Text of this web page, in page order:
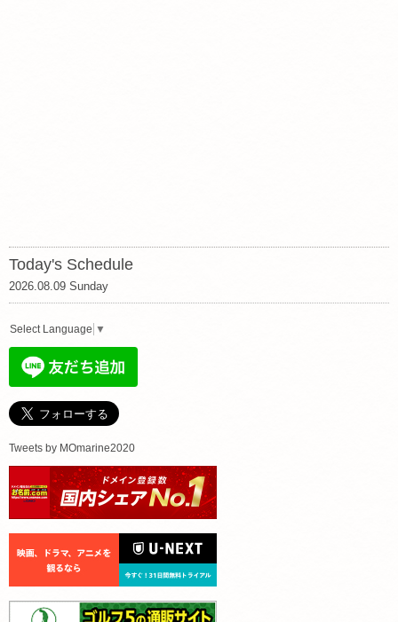
Today's Schedule
2026.08.09 Sunday
Select Language ▼
Tweets by MOmarine2020